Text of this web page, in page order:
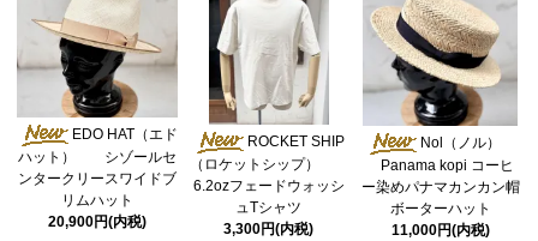
EDO HAT（エド
ハット） シゾールセ
ンタークリースワイドブ
リムハット
20,900円(内税)
ROCKET SHIP
（ロケットシップ）
6.2ozフェードウォッシ
ュTシャツ
3,300円(内税)
Nol（ノル）
Panama kopi コーヒ
ー染めパナマカンカン帽
ボーターハット
11,000円(内税)